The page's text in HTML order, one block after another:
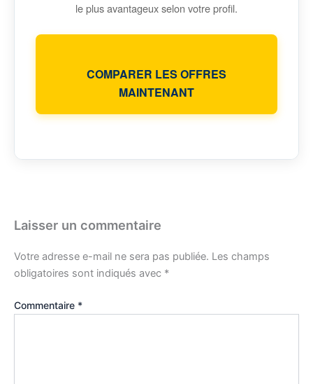
le plus avantageux selon votre profil.
COMPARER LES OFFRES
MAINTENANT
Laisser un commentaire
Votre adresse e-mail ne sera pas publiée. Les champs
obligatoires sont indiqués avec *
Commentaire *